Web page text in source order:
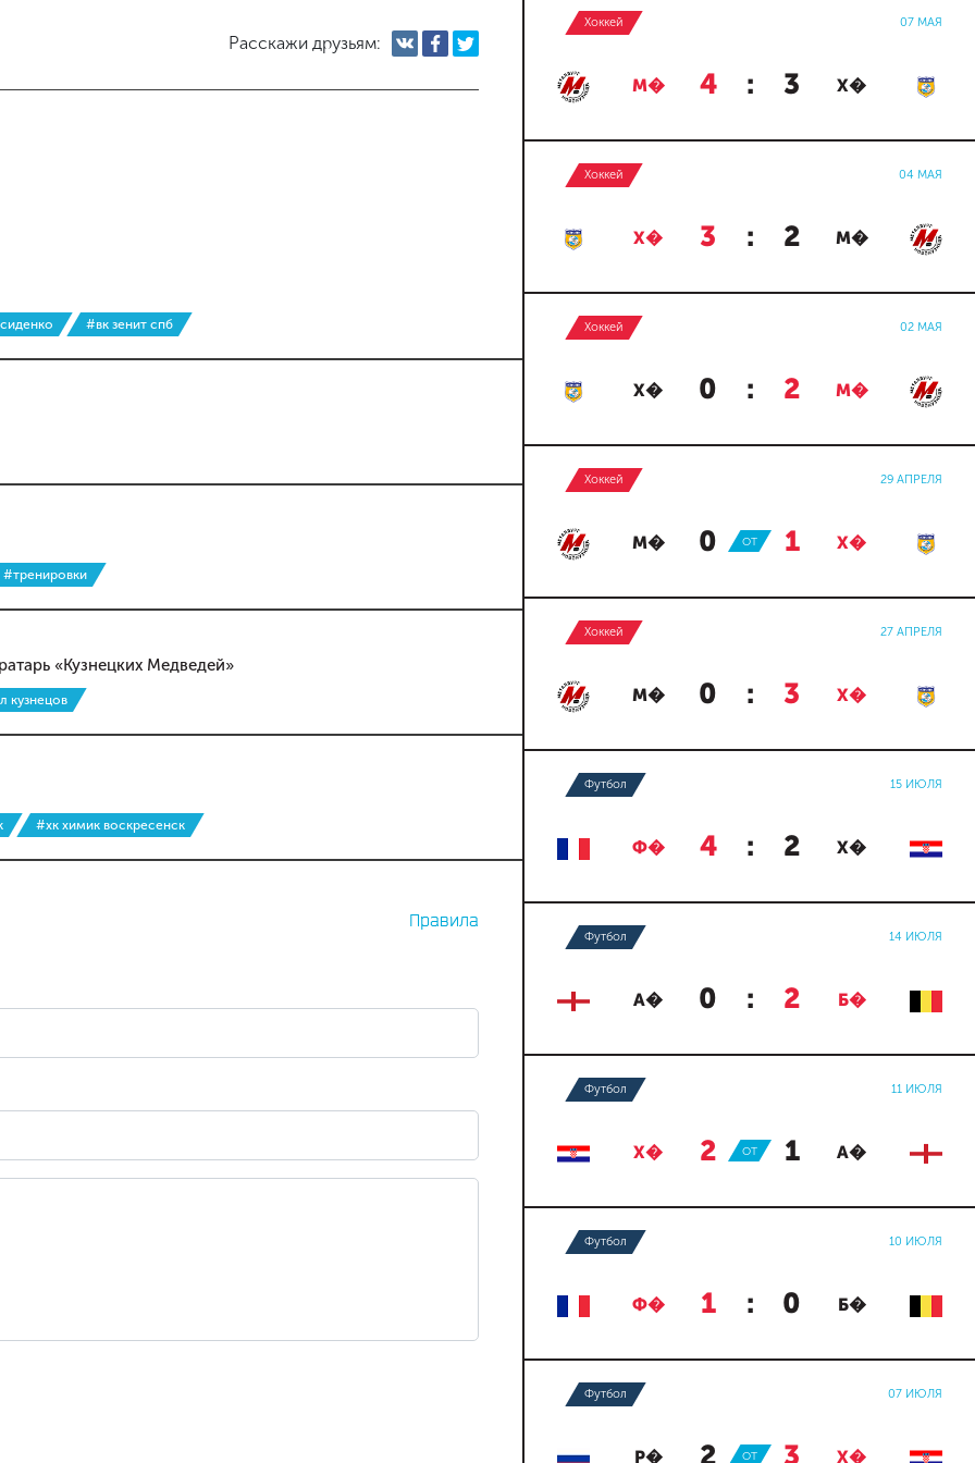
Расскажи друзьям:
#вк зенит спб
#тренировки
«Кузнецких Медведей»
кузнецов
#хк химик воскресенск
Правила
Хоккей 07 МАЯ
М� 4 : 3 Х�
Хоккей 04 МАЯ
Х� 3 : 2 М�
Хоккей 02 МАЯ
Х� 0 : 2 М�
Хоккей 29 АПРЕЛЯ
М� 0 : 1 Х�
ОТ
Хоккей 27 АПРЕЛЯ
М� 0 : 3 Х�
Футбол 15 ИЮЛЯ
Ф� 4 : 2 Х�
Футбол 14 ИЮЛЯ
А� 0 : 2 Б�
Футбол 11 ИЮЛЯ
Х� 2 : 1 А�
ОТ
Футбол 10 ИЮЛЯ
Ф� 1 : 0 Б�
Футбол 07 ИЮЛЯ
Р� 2 : 3 Х�
ОТ